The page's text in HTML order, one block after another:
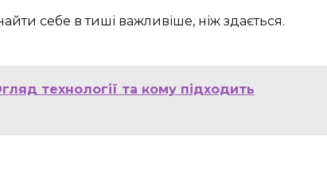
себе в тиші важливіше, ніж здається.
технології та кому підходить